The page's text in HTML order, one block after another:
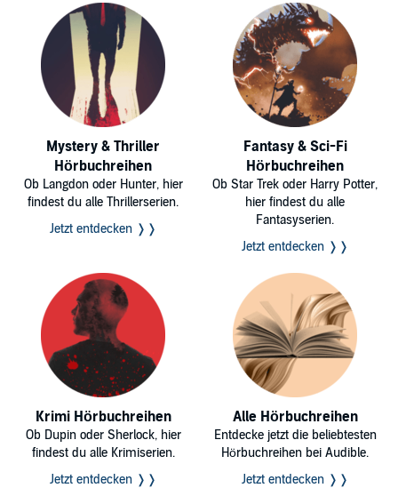
Mystery & Thriller
Hörbuchreihen
Ob Langdon oder Hunter, hier
findest du alle Thrillerserien.
Jetzt entdecken ❭❭
Fantasy & Sci-Fi
Hörbuchreihen
Ob Star Trek oder Harry Potter,
hier findest du alle
Fantasyserien.
Jetzt entdecken ❭❭
Krimi Hörbuchreihen
Ob Dupin oder Sherlock, hier
findest du alle Krimiserien.
Jetzt entdecken ❭❭
Alle Hörbuchreihen
Entdecke jetzt die beliebtesten
Hörbuchreihen bei Audible.
Jetzt entdecken ❭❭